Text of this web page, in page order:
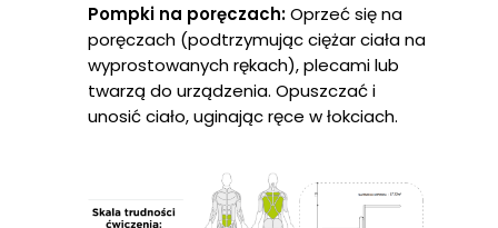
Pompki na poręczach:Oprzeć się na
poręczach (podtrzymując ciężar ciała na
wyprostowanych rękach), plecami lub
twarzą do urządzenia. Opuszczać i
unosić ciało, uginając ręce w łokciach.